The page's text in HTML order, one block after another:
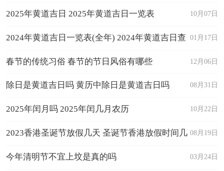
间表日历 10月07日
2025年黄道吉日 2025年黄道吉日一览表
01月17日
2024年黄道吉日一览表(全年) 2024年黄道吉日查
询 12月06日
春节的传统习俗 春节的节日风俗有哪些
08月31日
除日是黄道吉日吗 黄历中除日是黄道吉日吗
10月22日
2025年闰月吗 2025年闰几月农历
08月19日
2023香港圣诞节放假几天 圣诞节香港放假时间几
天 03月24日
今年清明节不宜上坟是真的吗